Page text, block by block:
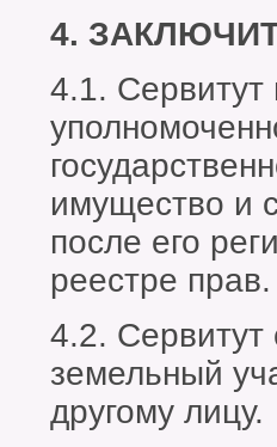
4.
4.1. Сервитут
имущество и
после его
реестре прав.
4.2. Сервитут
земельный
другому лицу.